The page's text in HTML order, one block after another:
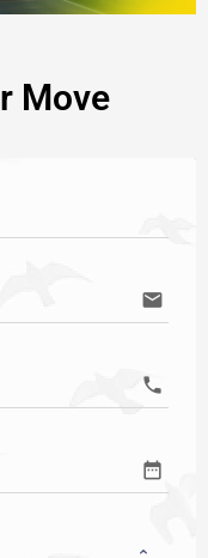
Move
email
call
date_range